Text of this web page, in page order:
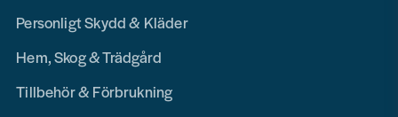
Personligt Skydd & Kläder
Hem, Skog & Trädgård
Tillbehör & Förbrukning